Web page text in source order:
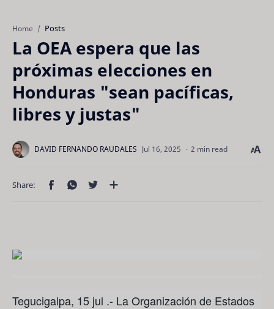
Home Posts
La OEA espera que las
próximas elecciones en
Honduras "sean pacíficas,
libres y justas"
2 min read
Tegucigalpa, 15 jul .- La Organización de Estados